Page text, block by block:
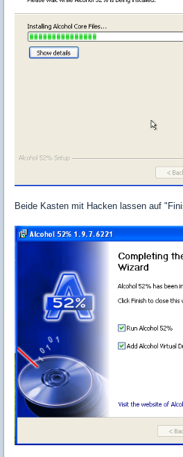
Beide Kasten mit Hacken lassen auf